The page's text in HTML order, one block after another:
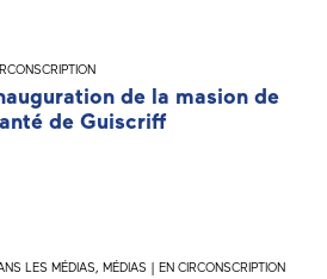
de la masion de
de Guiscriff
LES MÉDIAS, MÉDIAS | EN CIRCONSCRIPTION